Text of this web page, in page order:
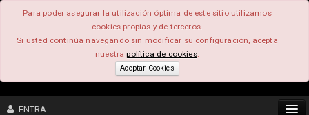
Para poder asegurar la utilización óptima de este sitio utilizamos
cookies propias y de terceros.
Si usted continúa navegando sin modificar su configuración, acepta
nuestrapolítica de cookies.
Aceptar Cookies
ENTRA